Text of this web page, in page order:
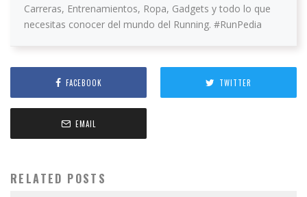
Carreras, Entrenamientos, Ropa, Gadgets y todo lo que
necesitas conocer del mundo del Running. #RunPedia
FACEBOOK TWITTER
EMAIL
RELATED POSTS